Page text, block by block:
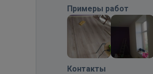
Примеры работ
Контакты